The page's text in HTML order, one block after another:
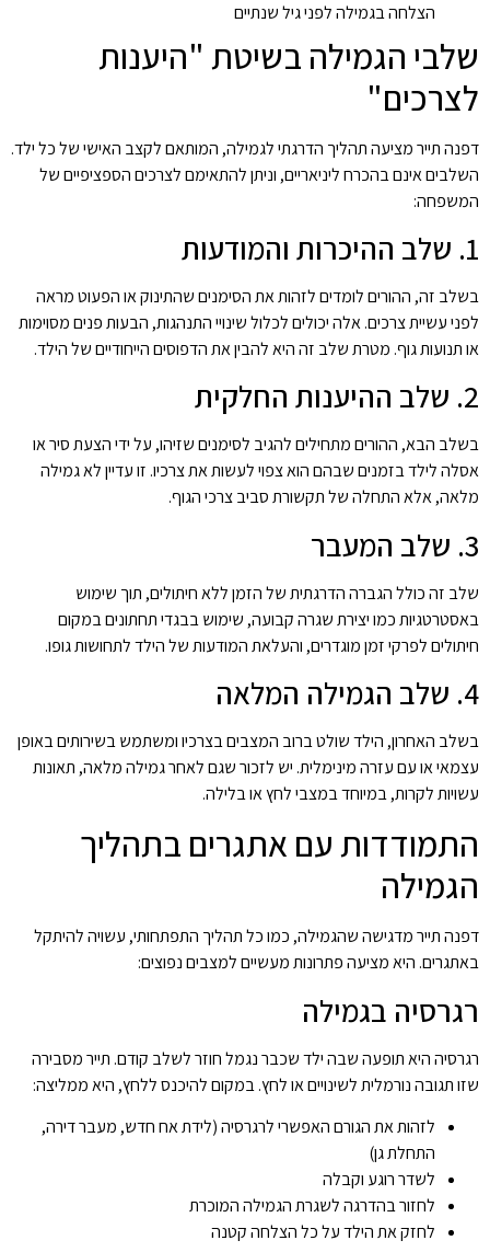
הצלחה בגמילה לפני גיל שנתיים
שלבי הגמילה בשיטת "היענות
לצרכים"
דפנה תייר מציעה תהליך הדרגתי לגמילה, המותאם לקצב האישי של כל ילד.
השלבים אינם בהכרח ליניאריים, וניתן להתאימם לצרכים הספציפיים של
המשפחה:
1. שלב ההיכרות והמודעות
בשלב זה, ההורים לומדים לזהות את הסימנים שהתינוק או הפעוט מראה
לפני עשיית צרכים. אלה יכולים לכלול שינויי התנהגות, הבעות פנים מסוימות
או תנועות גוף. מטרת שלב זה היא להבין את הדפוסים הייחודיים של הילד.
2. שלב ההיענות החלקית
בשלב הבא, ההורים מתחילים להגיב לסימנים שזיהו, על ידי הצעת סיר או
אסלה לילד בזמנים שבהם הוא צפוי לעשות את צרכיו. זו עדיין לא גמילה
מלאה, אלא התחלה של תקשורת סביב צרכי הגוף.
3. שלב המעבר
שלב זה כולל הגברה הדרגתית של הזמן ללא חיתולים, תוך שימוש
באסטרטגיות כמו יצירת שגרה קבועה, שימוש בבגדי תחתונים במקום
חיתולים לפרקי זמן מוגדרים, והעלאת המודעות של הילד לתחושות גופו.
4. שלב הגמילה המלאה
בשלב האחרון, הילד שולט ברוב המצבים בצרכיו ומשתמש בשירותים באופן
עצמאי או עם עזרה מינימלית. יש לזכור שגם לאחר גמילה מלאה, תאונות
עשויות לקרות, במיוחד במצבי לחץ או בלילה.
התמודדות עם אתגרים בתהליך
הגמילה
דפנה תייר מדגישה שהגמילה, כמו כל תהליך התפתחותי, עשויה להיתקל
באתגרים. היא מציעה פתרונות מעשיים למצבים נפוצים:
רגרסיה בגמילה
רגרסיה היא תופעה שבה ילד שכבר נגמל חוזר לשלב קודם. תייר מסבירה
שזו תגובה נורמלית לשינויים או לחץ. במקום להיכנס ללחץ, היא ממליצה:
לזהות את הגורם האפשרי לרגרסיה (לידת אח חדש, מעבר דירה,
התחלת גן)
לשדר רוגע וקבלה
לחזור בהדרגה לשגרת הגמילה המוכרת
לחזק את הילד על כל הצלחה קטנה